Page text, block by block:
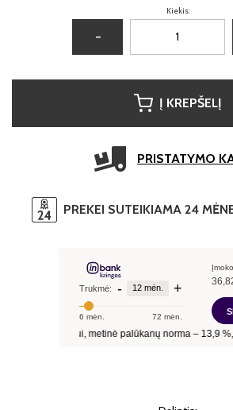
Kiekis:
−
Į KREPŠELĮ
PRISTATYMO
PREKEI SUTEIKIAMA 24